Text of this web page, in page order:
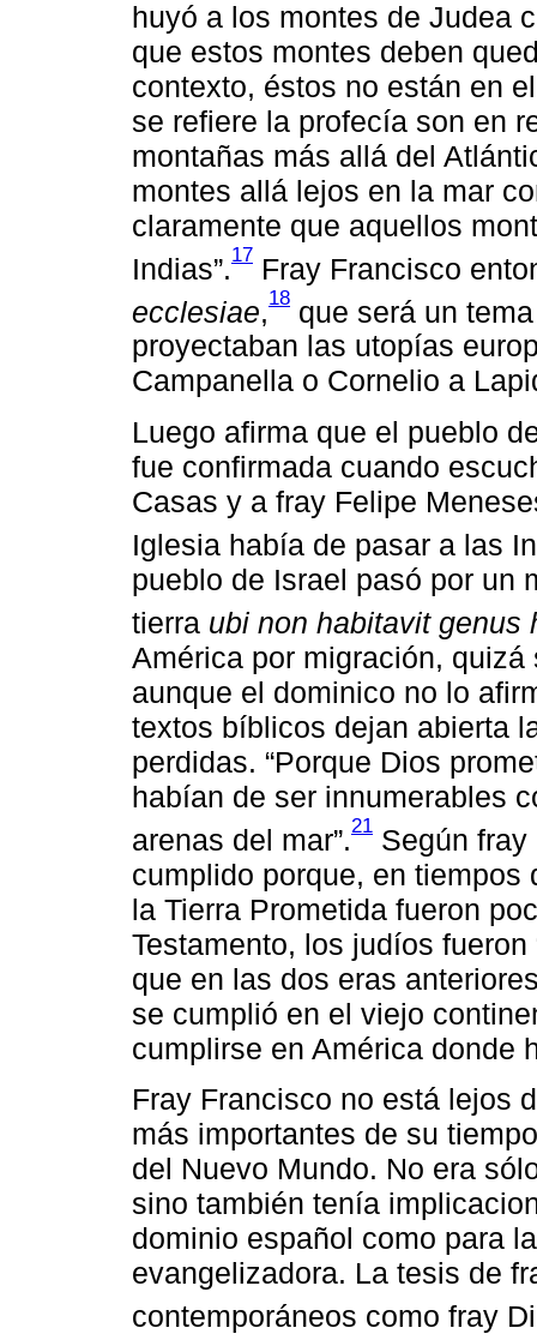
huyó a los montes de Judea
que estos montes deben
contexto, éstos no están en
se refiere la profecía son en
montañas más allá del
montes allá lejos en la mar
claramente que aquellos
Indias”.17 Fray Francisco
ecclesiae,18 que será un
proyectaban las utopías
Campanella o Cornelio a
Luego afirma que el pueblo
fue confirmada cuando
Casas y a fray Felipe
Iglesia había de pasar a las
pueblo de Israel pasó por un
tierra ubi non habitavit genus
América por migración,
aunque el dominico no lo
textos bíblicos dejan abierta
perdidas. “Porque Dios
habían de ser innumerables
arenas del mar”.21 Según
cumplido porque, en tiempos
la Tierra Prometida fueron
Testamento, los judíos
que en las dos eras
se cumplió en el viejo
cumplirse en América donde
Fray Francisco no está lejos
más importantes de su
del Nuevo Mundo. No era
sino también tenía
dominio español como para
evangelizadora. La tesis de
contemporáneos como fray